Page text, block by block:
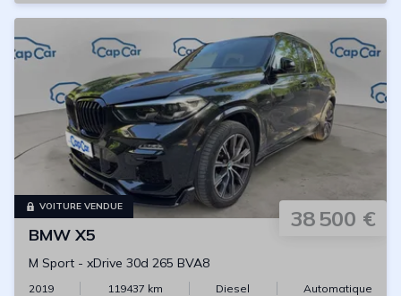
VOITURE VENDUE 38 500 €
BMW X5
M Sport - xDrive 30d 265 BVA8
2019 119437 km Diesel Automatique